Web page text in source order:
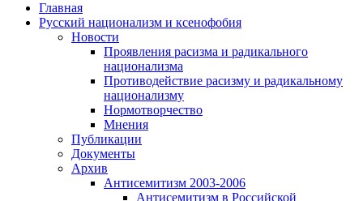
Главная
Русский национализм и ксенофобия
Новости
Проявления расизма и радикального
национализма
Противодействие расизму и радикальному
национализму
Нормотворчество
Мнения
Публикации
Документы
Архив
Антисемитизм 2003-2006
Антисемитизм в Российской